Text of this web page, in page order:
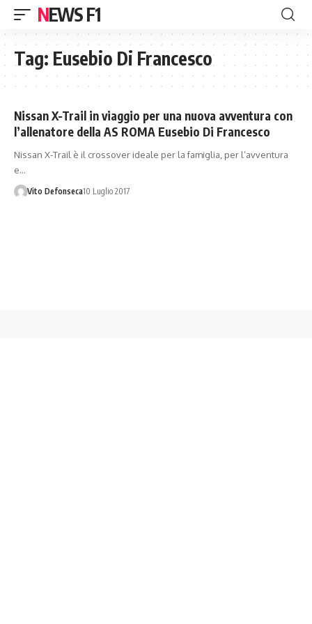
NEWS F1
Tag: Eusebio Di Francesco
Nissan X-Trail in viaggio per una nuova avventura con
l’allenatore della AS ROMA Eusebio Di Francesco
Nissan X-Trail è il crossover ideale per la famiglia, per l’avventura
e…
Vito Defonseca10 Luglio 2017